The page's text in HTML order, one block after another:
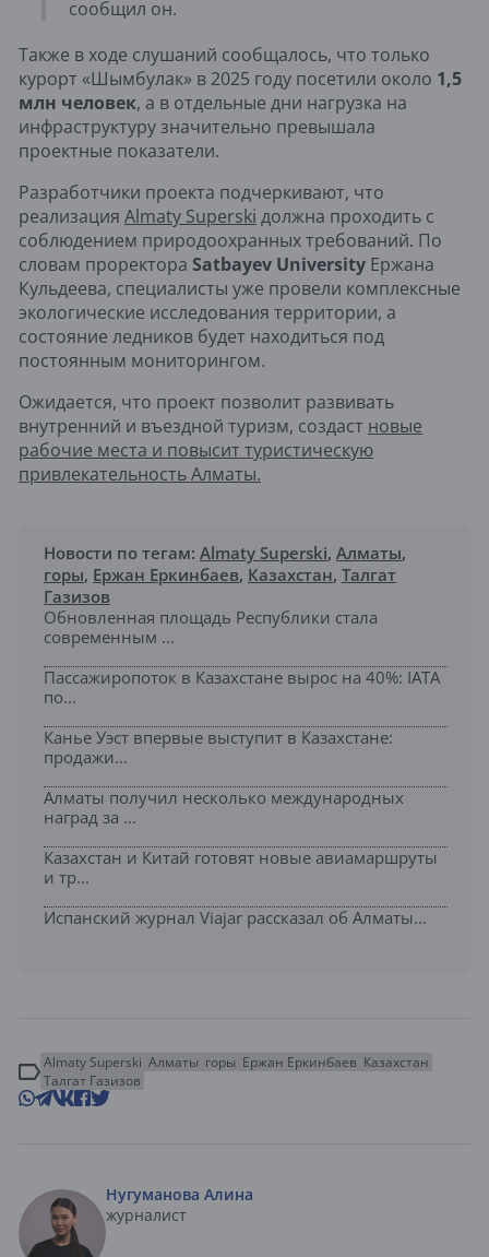
сообщил он.
Также в ходе слушаний сообщалось, что только
курорт «Шымбулак» в 2025 году посетили около 1,5
млн человек, а в отдельные дни нагрузка на
инфраструктуру значительно превышала
проектные показатели.
Разработчики проекта подчеркивают, что
реализация Almaty Superski должна проходить с
соблюдением природоохранных требований. По
словам проректора Satbayev University Ержана
Кульдеева, специалисты уже провели комплексные
экологические исследования территории, а
состояние ледников будет находиться под
постоянным мониторингом.
Ожидается, что проект позволит развивать
внутренний и въездной туризм, создаст новые
рабочие места и повысит туристическую
привлекательность Алматы.
Новости по тегам: Almaty Superski, Алматы,
горы, Ержан Еркинбаев, Казахстан, Талгат
Газизов
Обновленная площадь Республики стала
современным ...
Пассажиропоток в Казахстане вырос на 40%: IATA
по...
Канье Уэст впервые выступит в Казахстане:
продажи...
Алматы получил несколько международных
наград за ...
Казахстан и Китай готовят новые авиамаршруты
и тр...
Испанский журнал Viajar рассказал об Алматы...
Almaty Superski Алматы горы Ержан Еркинбаев Казахстан
Талгат Газизов
Нугуманова Алина
журналист